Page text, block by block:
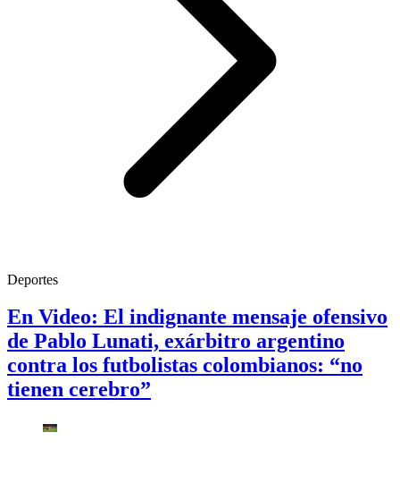
Deportes
En Video: El indignante mensaje ofensivo
de Pablo Lunati, exárbitro argentino
contra los futbolistas colombianos: “no
tienen cerebro”